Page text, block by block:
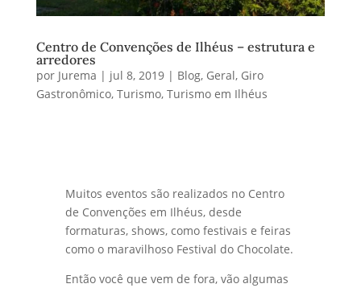
Centro de Convenções de Ilhéus – estrutura e
arredores
por Jurema | jul 8, 2019| Blog, Geral, Giro
Gastronômico, Turismo, Turismo em Ilhéus
Muitos eventos são realizados no Centro
de Convenções em Ilhéus, desde
formaturas, shows, como festivais e feiras
como o maravilhoso Festival do Chocolate.
Então você que vem de fora, vão algumas